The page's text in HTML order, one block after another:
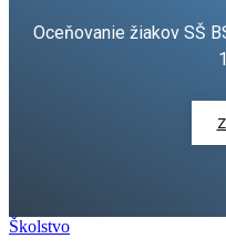
Oceňovanie žiakov SŠ
Školstvo